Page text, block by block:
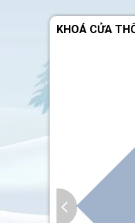
KHOÁ CỬA